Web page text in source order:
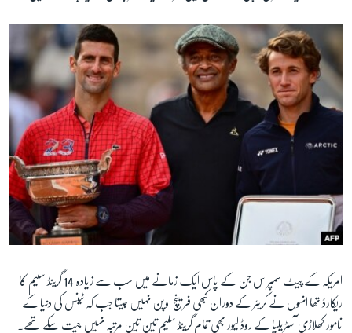
امریکہ کے پیٹ سمپراس جن کے پاس ایک زمانے میں سب سے زیادہ 14 گرینڈ سلیم کا
ریکارڈ تھا انہوں نے کریئر کے دوران کبھی فرینچ اوپن نہیں جیتا جب کہ ٹینس کی دنیا کے
نامور کھلاڑی آسٹریلیا کے روڈ لیور بھی تمام گرینڈ سلیم تین تین مرتبہ نہیں جیت سکے تھے۔